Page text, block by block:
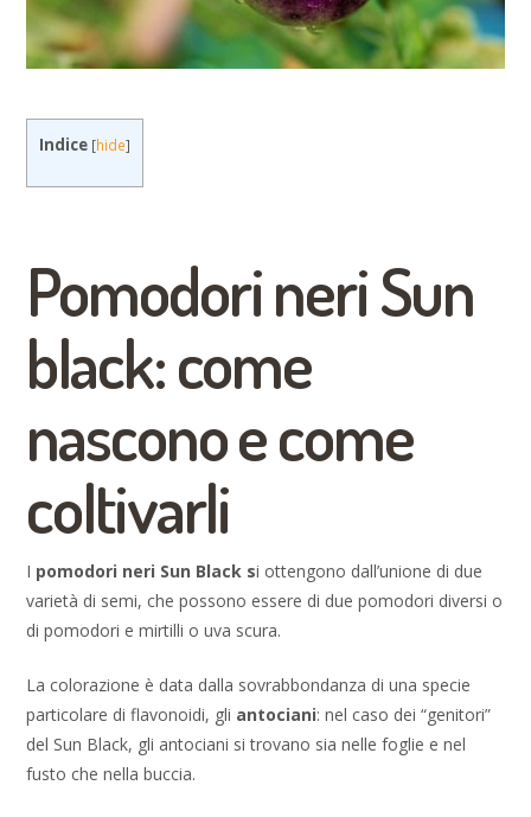
Indice [hide]
Pomodori neri Sun
black: come
nascono e come
coltivarli
I pomodori neri Sun Black si ottengono dall’unione di due
varietà di semi, che possono essere di due pomodori diversi o
di pomodori e mirtilli o uva scura.
La colorazione è data dalla sovrabbondanza di una specie
particolare di flavonoidi, gli antociani: nel caso dei “genitori”
del Sun Black, gli antociani si trovano sia nelle foglie e nel
fusto che nella buccia.